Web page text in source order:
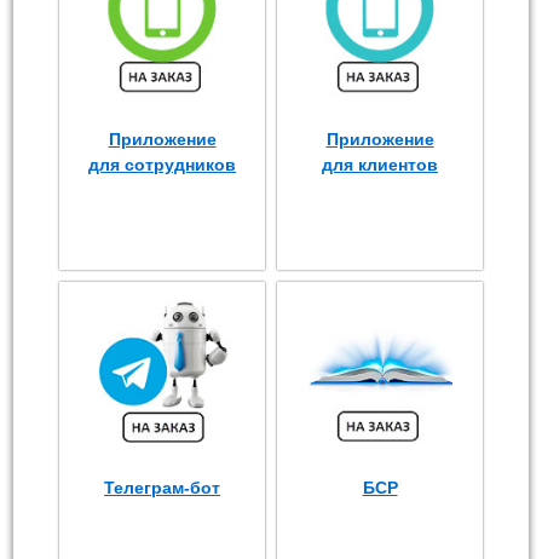
Приложение
для сотрудников
Приложение
для клиентов
Телеграм-бот БСР